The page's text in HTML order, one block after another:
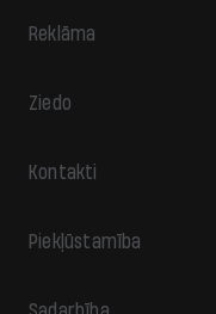
Reklāma
Ziedo
Kontakti
Piekļūstamība